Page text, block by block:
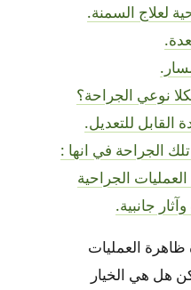
لعلاج السمنة.
نوعي الجراحة؟
القابل للتعديل.
الجراحة في انها :
الجراحية
جانبية.
ظاهرة العمليات
هل هي الخيار